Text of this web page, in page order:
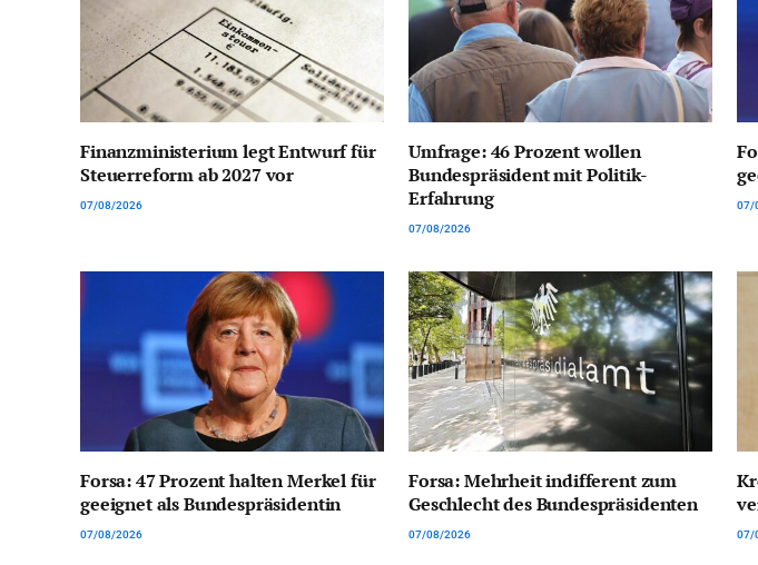
Finanzministerium legt Entwurf für
Steuerreform ab 2027 vor
07/08/2026
Umfrage: 46 Prozent wollen
Bundespräsident mit Politik-
Erfahrung
07/08/2026
07/
Forsa: 47 Prozent halten Merkel für
geeignet als Bundespräsidentin
07/08/2026
Forsa: Mehrheit indifferent zum
Geschlecht des Bundespräsidenten
07/08/2026 07/